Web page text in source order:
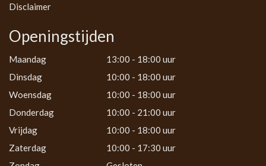
Disclaimer
Openingstijden
Maandag
13:00 - 18:00 uur
Dinsdag
10:00 - 18:00 uur
Woensdag
10:00 - 18:00 uur
Donderdag
10:00 - 21:00 uur
Vrijdag
10:00 - 18:00 uur
Zaterdag
10:00 - 17:30 uur